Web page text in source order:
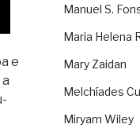
e
Manuel S.
Maria Helena
Mary Zaidan
Melchíades
Miryam Wiley